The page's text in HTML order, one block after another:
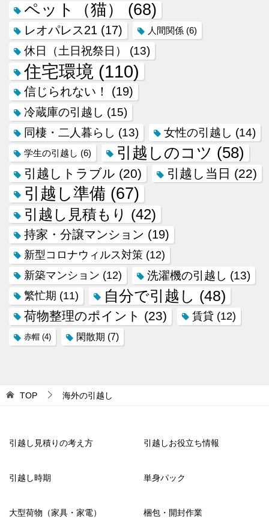
ペット（猫） (68)
レオパレス21 (17) 人間関係 (6)
休日（土日祝祭日） (13)
住宅環境 (110)
信じられない！ (19)
冷蔵庫の引越し (15)
同棲・二人暮らし (13) 女性の引越し (14)
学生の引越し (6) 引越しのコツ (58)
引越しトラブル (20) 引越し当日 (22)
引越し準備 (67)
引越し見積もり (42)
持家・分譲マンション (19)
新型コロナウィルス対策 (12)
新築マンション (12) 洗濯機の引越し (13)
繁忙期 (11) 自分で引越し (48)
荷物整理のポイント (23) 賃貸 (12)
赤帽 (4) 閑散期 (7)
TOP 海外の引越し
引越し見積りの考え方 引越しお役立ち情報
引越し時期 単身パック
大型荷物（家具・家電） 梱包・開封作業